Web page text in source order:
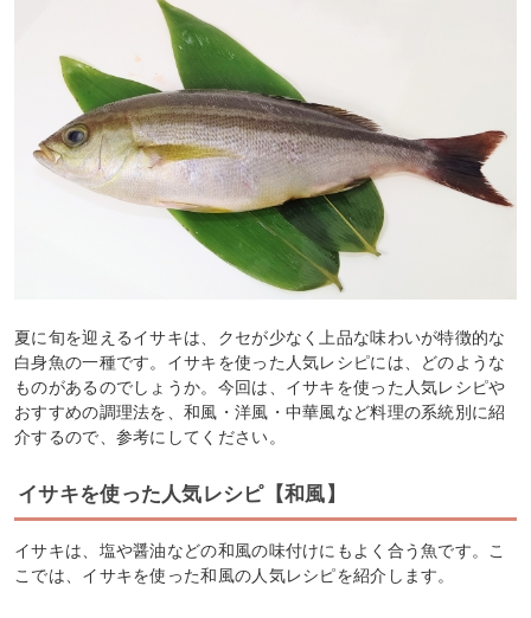
夏に旬を迎えるイサキは、クセが少なく上品な味わいが特徴的な
白身魚の一種です。イサキを使った人気レシピには、どのような
ものがあるのでしょうか。今回は、イサキを使った人気レシピや
おすすめの調理法を、和風・洋風・中華風など料理の系統別に紹
介するので、参考にしてください。
イサキを使った人気レシピ【和風】
イサキは、塩や醤油などの和風の味付けにもよく合う魚です。こ
こでは、イサキを使った和風の人気レシピを紹介します。